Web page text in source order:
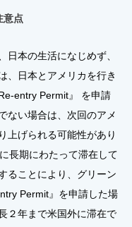
意点
本の生活になじめず、
、日本とアメリカを行き
entry Permit』 を申請
ない場合は、次回のアメ
上げられる可能性があり
長期にわたって滞在して
ることにより、グリーン
Permit』を申請した場
２年まで米国外に滞在で